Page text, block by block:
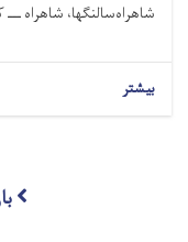
شاهراه‌سالنگها، شاهراهـــ
بیشتر